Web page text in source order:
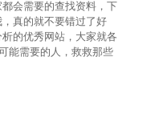
会需要的查找资料，下
真的就不要错过了好
的优秀网站，大家就各
能需要的人，救救那些